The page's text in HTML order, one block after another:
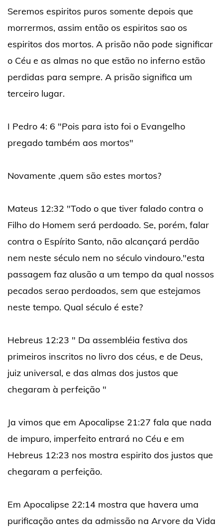
Seremos espiritos puros somente depois que
morrermos, assim então os espiritos sao os
espiritos dos mortos. A prisão não pode significar
o Céu e as almas no que estão no inferno estão
perdidas para sempre. A prisão significa um
terceiro lugar.
I Pedro 4: 6 "Pois para isto foi o Evangelho
pregado também aos mortos"
Novamente ,quem são estes mortos?
Mateus 12:32 "Todo o que tiver falado contra o
Filho do Homem será perdoado. Se, porém, falar
contra o Espírito Santo, não alcançará perdão
nem neste século nem no século vindouro."esta
passagem faz alusão a um tempo da qual nossos
pecados serao perdoados, sem que estejamos
neste tempo. Qual século é este?
Hebreus 12:23 " Da assembléia festiva dos
primeiros inscritos no livro dos céus, e de Deus,
juiz universal, e das almas dos justos que
chegaram à perfeição "
Ja vimos que em Apocalipse 21:27 fala que nada
de impuro, imperfeito entrará no Céu e em
Hebreus 12:23 nos mostra espirito dos justos que
chegaram a perfeição.
Em Apocalipse 22:14 mostra que havera uma
purificação antes da admissão na Arvore da Vida